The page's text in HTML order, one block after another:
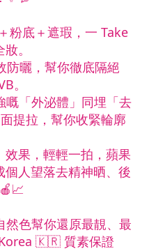
粉底＋遮瑕，一 Take
。
防曬，幫你徹底隔絕
。
嘅「外泌體」同埋「去
提拉，幫你收緊輪廓
果，輕輕一拍，蘋果
人望落去精神晒、後
然色幫你還原最靚、最
🇰🇷 質素保證